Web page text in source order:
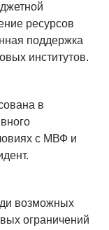
ресурсов
поддержка
институтов.
в
с МВФ и
возможных
ограничений